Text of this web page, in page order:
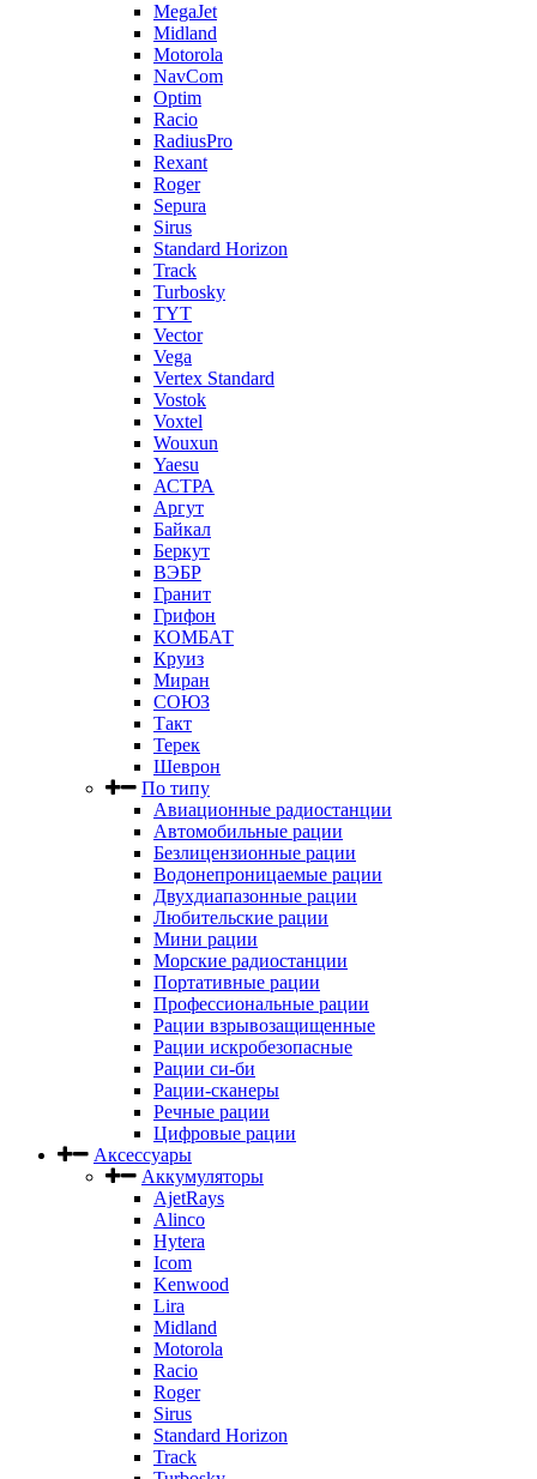
MegaJet
Midland
Motorola
NavCom
Optim
Racio
RadiusPro
Rexant
Roger
Sepura
Sirus
Standard Horizon
Track
Turbosky
TYT
Vector
Vega
Vertex Standard
Vostok
Voxtel
Wouxun
Yaesu
АСТРА
Аргут
Байкал
Беркут
ВЭБР
Гранит
Грифон
КОМБАТ
Круиз
Миран
СОЮЗ
Такт
Терек
Шеврон
По типу
Авиационные радиостанции
Автомобильные рации
Безлицензионные рации
Водонепроницаемые рации
Двухдиапазонные рации
Любительские рации
Мини рации
Морские радиостанции
Портативные рации
Профессиональные рации
Рации взрывозащищенные
Рации искробезопасные
Рации си-би
Рации-сканеры
Речные рации
Цифровые рации
Аксессуары
Аккумуляторы
AjetRays
Alinco
Hytera
Icom
Kenwood
Lira
Midland
Motorola
Racio
Roger
Sirus
Standard Horizon
Track